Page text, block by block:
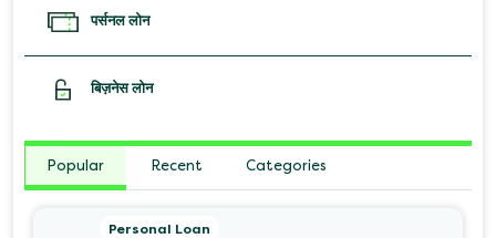
पर्सनल लोन
बिज़नेस लोन
Popular Recent Categories
Personal Loan